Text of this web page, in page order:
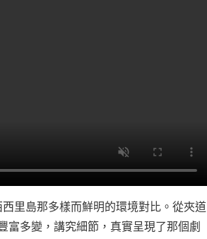
里島那多樣而鮮明的環境對比。從夾道
富多變，講究細節，真實呈現了那個劇